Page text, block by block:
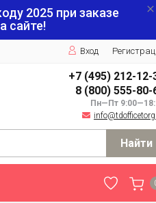
2025 при заказе
сайте!
Вход
+7 (495) 212-12-
8 (800) 555-80-
Пн—Пт
Найти